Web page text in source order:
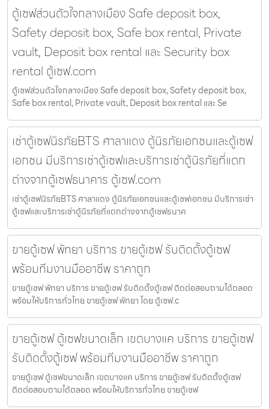
ตู้เซฟส่วนตัวใจกลางเมือง Safe deposit box,
Safety deposit box, Safe box rental, Private
vault, Deposit box rental และ Security box
rental ตู้เซฟ.com
ตู้เซฟส่วนตัวใจกลางเมือง Safe deposit box, Safety deposit box,
Safe box rental, Private vault, Deposit box rental และ Se
เช่าตู้เซฟนิรภัยBTS ศาลาแดง ตู้นิรภัยเอกชนและตู้เซฟ
เอกชน มีบริการเช่าตู้เซฟและบริการเช่าตู้นิรภัยที่แตก
ต่างจากตู้เซฟธนาคาร ตู้เซฟ.com
เช่าตู้เซฟนิรภัยBTS ศาลาแดง ตู้นิรภัยเอกชนและตู้เซฟเอกชน มีบริการเช่า
ตู้เซฟและบริการเช่าตู้นิรภัยที่แตกต่างจากตู้เซฟธนาค
ขายตู้เซฟ พัทยา บริการ ขายตู้เซฟ รับติดตั้งตู้เซฟ
พร้อมทีมงานมืออาชีพ ราคาถูก
ขายตู้เซฟ พัทยา บริการ ขายตู้เซฟ รับติดตั้งตู้เซฟ ติดต่อสอบถามได้ตลอด
พร้อมให้บริการทั่วไทย ขายตู้เซฟ พัทยา โดย ตู้เซฟ.c
ขายตู้เซฟ ตู้เซฟขนาดเล็ก เขตบางแค บริการ ขายตู้เซฟ
รับติดตั้งตู้เซฟ พร้อมทีมงานมืออาชีพ ราคาถูก
ขายตู้เซฟ ตู้เซฟขนาดเล็ก เขตบางแค บริการ ขายตู้เซฟ รับติดตั้งตู้เซฟ
ติดต่อสอบถามได้ตลอด พร้อมให้บริการทั่วไทย ขายตู้เซฟ